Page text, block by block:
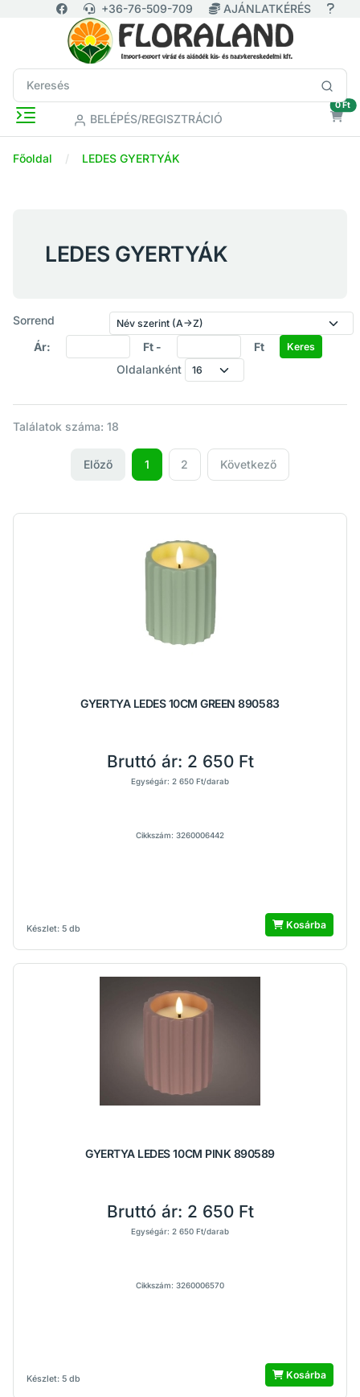
+36-76-509-709 AJÁNLATKÉRÉS
BELÉPÉS/REGISZTRÁCIÓ
0 Ft
Főoldal LEDES GYERTYÁK
LEDES GYERTYÁK
Sorrend
Ár:
Ft -
Ft
Oldalanként
Találatok száma: 18
Előző 1 2 Következő
GYERTYA LEDES 10CM GREEN 890583
Készlet: 5 db
Bruttó ár: 2 650 Ft
Egységár: 2 650 Ft/darab
Cikkszám: 3260006442
Kosárba
GYERTYA LEDES 10CM PINK 890589
Készlet: 5 db
Bruttó ár: 2 650 Ft
Egységár: 2 650 Ft/darab
Cikkszám: 3260006570
Kosárba